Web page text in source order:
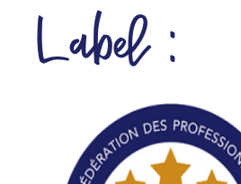
Label :